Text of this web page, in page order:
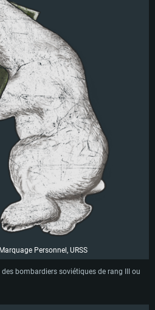
Personnel, URSS
bombardiers soviétiques de rang III ou